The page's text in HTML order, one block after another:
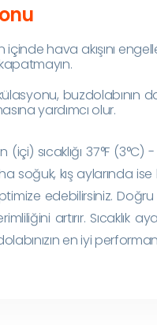
içinde hava akışını
buzdolabının
yardımcı olur.
(içi) sıcaklığı 37°F
soğuk, kış aylarında
edebilirsiniz. Doğru
artırır.
en iyi